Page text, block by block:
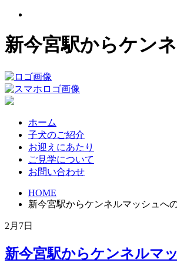
新今宮駅からケン
ホーム
子犬のご紹介
お迎えにあたり
ご見学について
お問い合わせ
HOME
新今宮駅からケンネルマッシュへ
2月7日
新今宮駅からケンネルマ